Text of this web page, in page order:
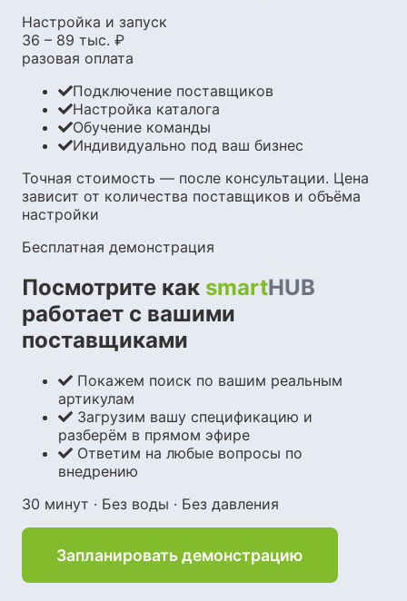
Настройка и запуск
36 – 89 тыс. ₽
разовая оплата
Подключение поставщиков
Настройка каталога
Обучение команды
Индивидуально под ваш бизнес
Точная стоимость — после консультации. Цена
зависит от количества поставщиков и объёма
настройки
Бесплатная демонстрация
Посмотрите как smartHUB
работает с вашими
поставщиками
Покажем поиск по вашим реальным
артикулам
Загрузим вашу спецификацию и
разберём в прямом эфире
Ответим на любые вопросы по
внедрению
30 минут · Без воды · Без давления
Запланировать демонстрацию